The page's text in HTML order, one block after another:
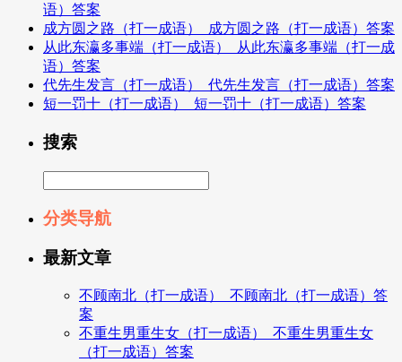
语）答案
成方圆之路（打一成语）_成方圆之路（打一成语）答案
从此东瀛多事端（打一成语）_从此东瀛多事端（打一成
语）答案
代先生发言（打一成语）_代先生发言（打一成语）答案
短一罚十（打一成语）_短一罚十（打一成语）答案
搜索
分类导航
最新文章
不顾南北（打一成语）_不顾南北（打一成语）答
案
不重生男重生女（打一成语）_不重生男重生女
（打一成语）答案